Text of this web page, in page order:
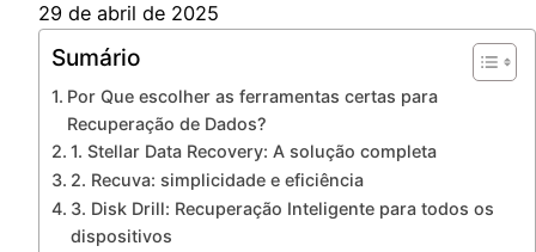
29 de abril de 2025
Sumário
Por Que escolher as ferramentas certas para
Recuperação de Dados?
1. Stellar Data Recovery: A solução completa
2. Recuva: simplicidade e eficiência
3. Disk Drill: Recuperação Inteligente para todos os
dispositivos